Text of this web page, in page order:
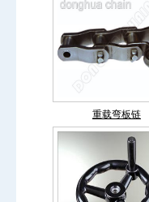
重载弯板链